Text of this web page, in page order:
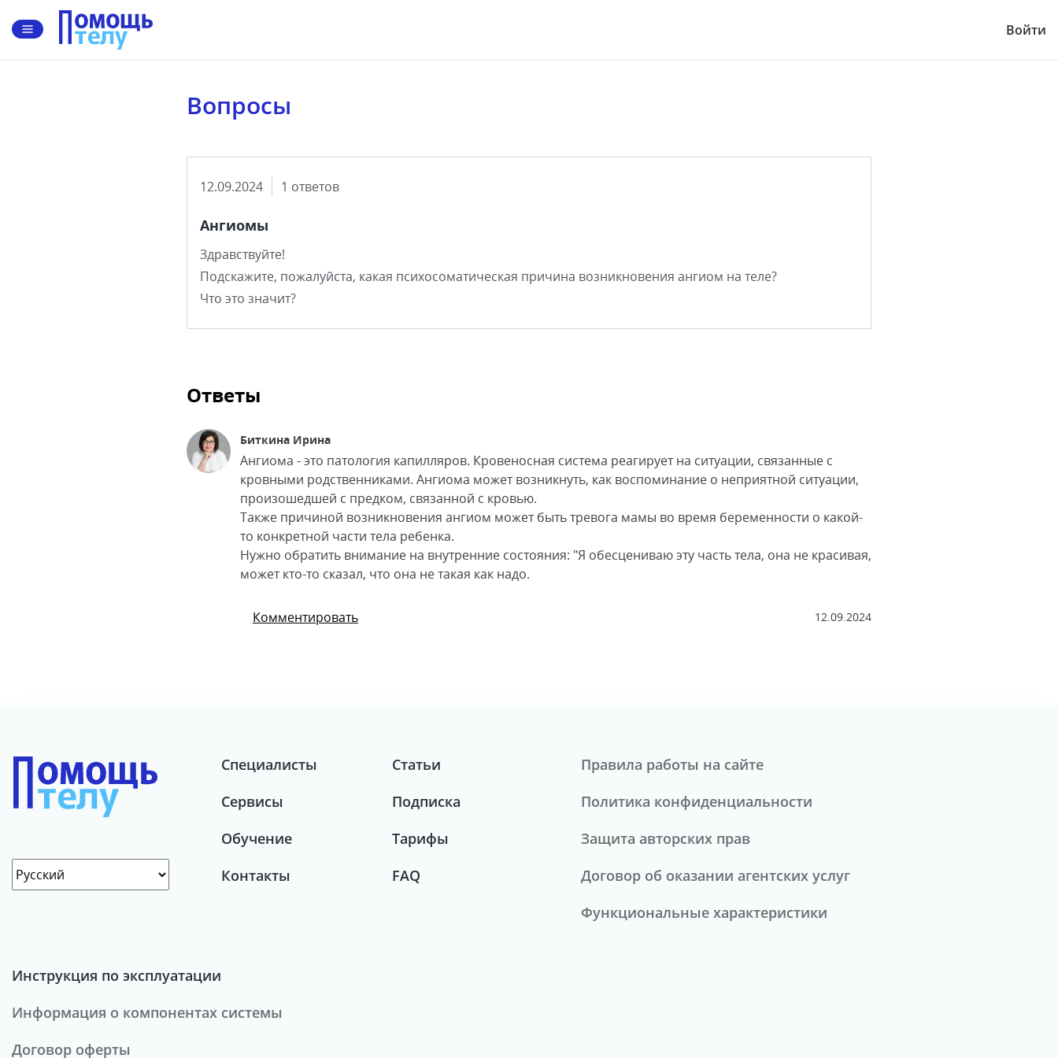
Войти
Вопросы
12.09.2024 1 ответов
Ангиомы
Здравствуйте!
Подскажите, пожалуйста, какая психосоматическая причина возникновения ангиом на теле?
Что это значит?
Ответы
Биткина Ирина
Ангиома - это патология капилляров. Кровеносная система реагирует на ситуации, связанные с
кровными родственниками. Ангиома может возникнуть, как воспоминание о неприятной ситуации,
произошедшей с предком, связанной с кровью.
Также причиной возникновения ангиом может быть тревога мамы во время беременности о какой-
то конкретной части тела ребенка.
Нужно обратить внимание на внутренние состояния: "Я обесцениваю эту часть тела, она не красивая,
может кто-то сказал, что она не такая как надо.
Комментировать 12.09.2024
Специалисты
Сервисы
Обучение
Контакты
Статьи
Подписка
Тарифы
FAQ
Правила работы на сайте
Политика конфиденциальности
Защита авторских прав
Договор об оказании агентских услуг
Функциональные характеристики
Инструкция по эксплуатации
Информация о компонентах системы
Договор оферты